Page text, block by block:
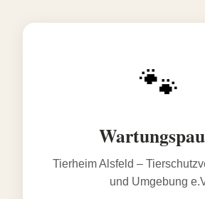
🐾
Tierheim Alsfeld –
und Umgebung